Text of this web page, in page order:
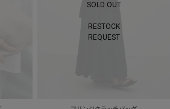
SOLD OUT
RESTOCK
REQUEST